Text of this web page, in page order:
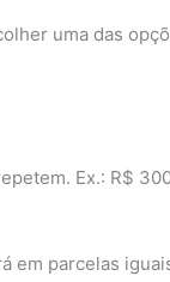
uma das
Ex.: R$
em parcelas